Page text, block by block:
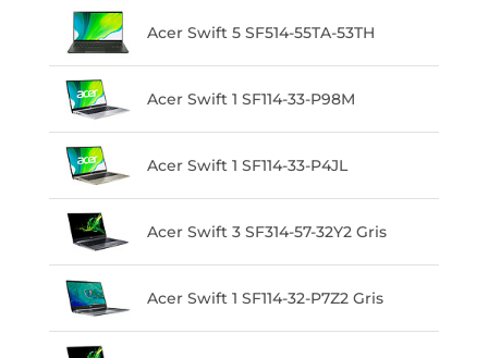
Acer Swift 5 SF514-55TA-53TH
Acer Swift 1 SF114-33-P98M
Acer Swift 1 SF114-33-P4JL
Acer Swift 3 SF314-57-32Y2 Gris
Acer Swift 1 SF114-32-P7Z2 Gris